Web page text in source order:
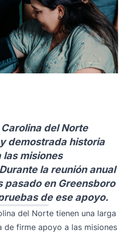
del Norte
demostrada historia
las misiones
la reunión anual
pasado en Greensboro
de ese apoyo.
del Norte tienen una larga
de firme apoyo a las misiones